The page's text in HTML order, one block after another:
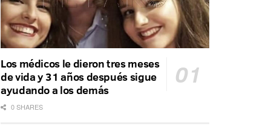
Los médicos le dieron tres meses
de vida y 31 años después sigue
ayudando a los demás
0 SHARES